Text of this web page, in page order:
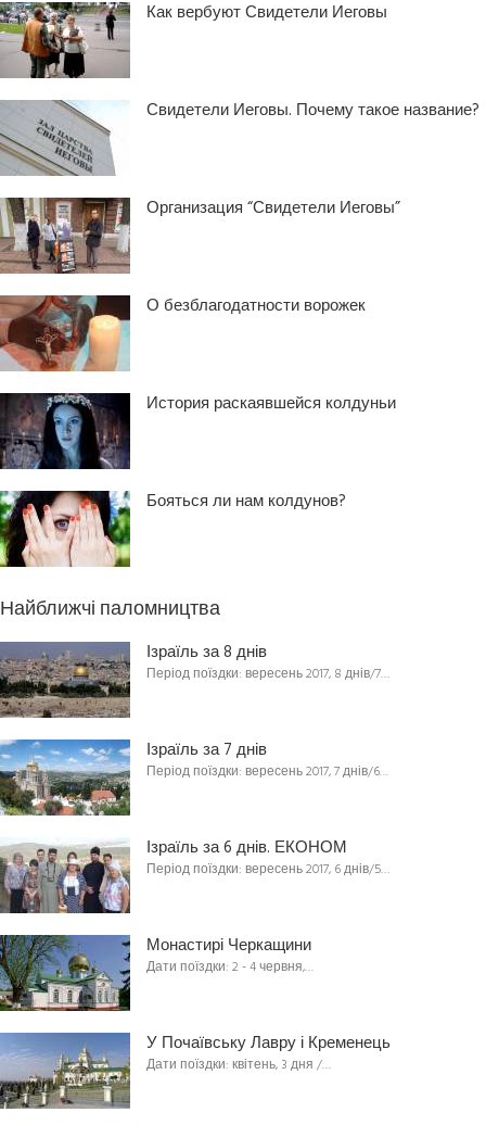
Как вербуют Свидетели Иеговы
Свидетели Иеговы. Почему такое название?
Организация “Свидетели Иеговы”
О безблагодатности ворожек
История раскаявшейся колдуньи
Бояться ли нам колдунов?
Найближчі паломництва
Ізраїль за 8 днів
Період поїздки: вересень 2017, 8 днів/7…
Ізраїль за 7 днів
Період поїздки: вересень 2017, 7 днів/6…
Ізраїль за 6 днів. ЕКОНОМ
Період поїздки: вересень 2017, 6 днів/5…
Монастирі Черкащини
Дати поїздки: 2 - 4 червня,…
У Почаївську Лавру і Кременець
Дати поїздки: квітень, 3 дня /…